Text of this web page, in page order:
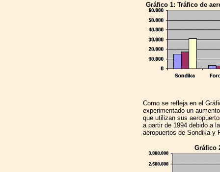
Gráfico 1: Tráfico de
Como se refleja en el
experimentado un
que utilizan sus
a partir de 1994 debido a
aeropuertos de Sondika y
Gráfico